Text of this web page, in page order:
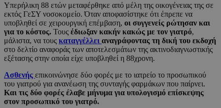
Υπερήλικη 88 ετών μεταφέρθηκε από μέλη της οικογένειας της σε
εκτός ΓεΣΥ νοσοκομείο. Όταν αποφασίστηκε ότι έπρεπε να
υποβληθεί σε χειρουργική επέμβαση, οι συγγενείς ρώτησαν και
για το κόστος. Τους έδιωξαν κακήν κακώς με τον γιατρό,
μάλιστα, να τους καταγγέλλει αναγράφοντας τη δική του εκδοχή
στο δελτίο αναφοράς των αποτελεσμάτων της ακτινοδιαγνωστικής
εξέτασης στην οποία είχε υποβληθεί η 88χρονη.
Ασθενής επικοινώνησε δύο φορές με το ιατρείο το προσωπικού
του γιατρού για ανανέωση της συνταγής φαρμάκων που παίρνει.
Και τις δύο φορές έλαβε μήνυμα για υπολογισμό επίσκεψης
στον προσωπικό του γιατρό.